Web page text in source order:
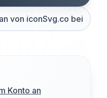
von iconSvg.co bei
Konto an